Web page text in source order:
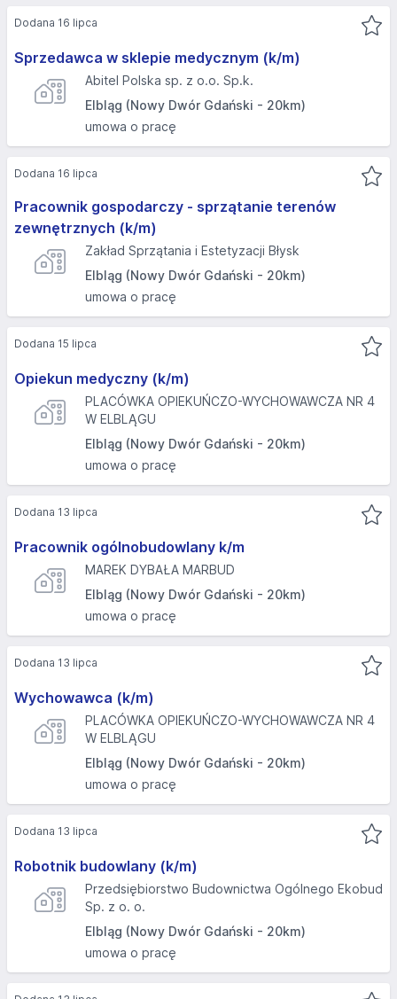
Sprzedawca w sklepie medycznym (k/m)
Abitel Polska sp. z o.o. Sp.k.
Elbląg (Nowy Dwór Gdański - 20km)
umowa o pracę
Dodana 16 lipca
Pracownik gospodarczy - sprzątanie terenów
zewnętrznych (k/m)
Zakład Sprzątania i Estetyzacji Błysk
Elbląg (Nowy Dwór Gdański - 20km)
umowa o pracę
Dodana 16 lipca
Opiekun medyczny (k/m)
PLACÓWKA OPIEKUŃCZO-WYCHOWAWCZA NR 4
W ELBLĄGU
Elbląg (Nowy Dwór Gdański - 20km)
umowa o pracę
Dodana 15 lipca
Pracownik ogólnobudowlany k/m
MAREK DYBAŁA MARBUD
Elbląg (Nowy Dwór Gdański - 20km)
umowa o pracę
Dodana 13 lipca
Wychowawca (k/m)
PLACÓWKA OPIEKUŃCZO-WYCHOWAWCZA NR 4
W ELBLĄGU
Elbląg (Nowy Dwór Gdański - 20km)
umowa o pracę
Dodana 13 lipca
Robotnik budowlany (k/m)
Przedsiębiorstwo Budownictwa Ogólnego Ekobud
Sp. z o. o.
Elbląg (Nowy Dwór Gdański - 20km)
umowa o pracę
Dodana 13 lipca